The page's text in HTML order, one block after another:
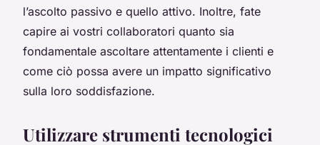
l’ascolto passivo e quello attivo. Inoltre, fate
capire ai vostri collaboratori quanto sia
fondamentale ascoltare attentamente i clienti e
come ciò possa avere un impatto significativo
sulla loro soddisfazione.
Utilizzare strumenti tecnologici